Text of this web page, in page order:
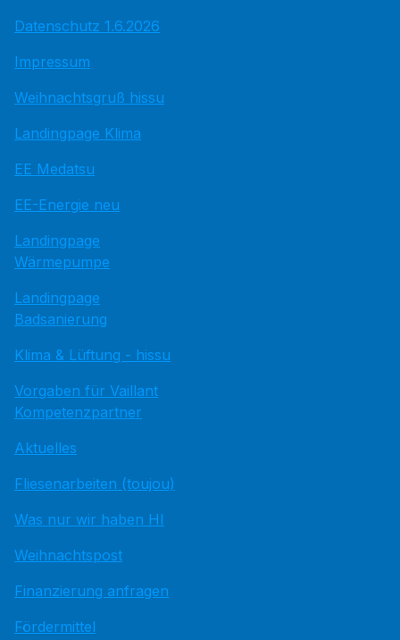
Datenschutz 1.6.2026
Impressum
Weihnachtsgruß hissu
Landingpage Klima
EE Medatsu
EE-Energie neu
Landingpage
Wärmepumpe
Landingpage
Badsanierung
Klima & Lüftung - hissu
Vorgaben für Vaillant
Kompetenzpartner
Aktuelles
Fliesenarbeiten (toujou)
Was nur wir haben HI
Weihnachtspost
Finanzierung anfragen
Fördermittel